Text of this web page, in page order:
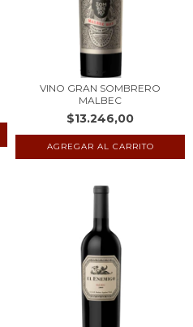
VINO GRAN SOMBRERO
MALBEC
$13.246,00